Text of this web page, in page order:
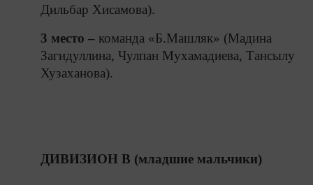
Дильбар Хисамова).
3 место – команда «Б.Машляк» (Мадина
Загидуллина, Чулпан Мухамадиева, Тансылу
Хузаханова).
ДИВИЗИОН В (младшие мальчики)